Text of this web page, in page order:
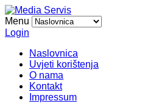
Menu
Login
Naslovnica
Uvjeti korištenja
O nama
Kontakt
Impressum